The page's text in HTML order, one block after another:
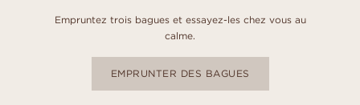
Empruntez trois bagues et essayez-les chez vous au
calme.
EMPRUNTER DES BAGUES